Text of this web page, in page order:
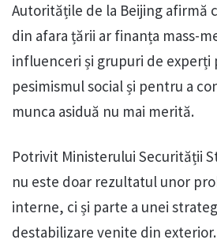
Autoritățile de la Beijing afirmă
din afara țării ar finanța mass-
influenceri și grupuri de experți
pesimismul social și pentru a
munca asiduă nu mai merită.
Potrivit Ministerului Securității
nu este doar rezultatul unor
interne, ci și parte a unei
destabilizare venite din exterior.